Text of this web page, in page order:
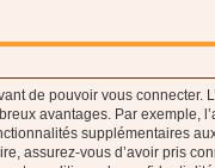
de pouvoir vous connecter.
avantages. Par exemple,
supplémentaires
assurez-vous d’avoir pris